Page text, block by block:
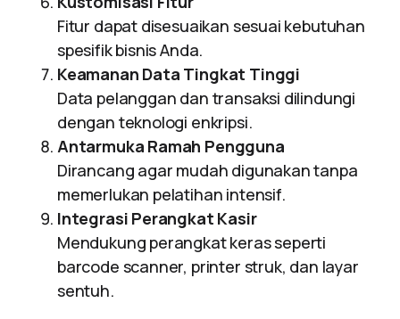
Fitur dapat disesuaikan sesuai kebutuhan
spesifik bisnis Anda.
Keamanan Data Tingkat Tinggi
Data pelanggan dan transaksi dilindungi
dengan teknologi enkripsi.
Antarmuka Ramah Pengguna
Dirancang agar mudah digunakan tanpa
memerlukan pelatihan intensif.
Integrasi Perangkat Kasir
Mendukung perangkat keras seperti
barcode scanner, printer struk, dan layar
sentuh.